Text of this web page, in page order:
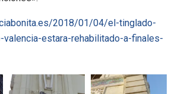
2018/01/04/el-tinglado-
estara-rehabilitado-a-finales-